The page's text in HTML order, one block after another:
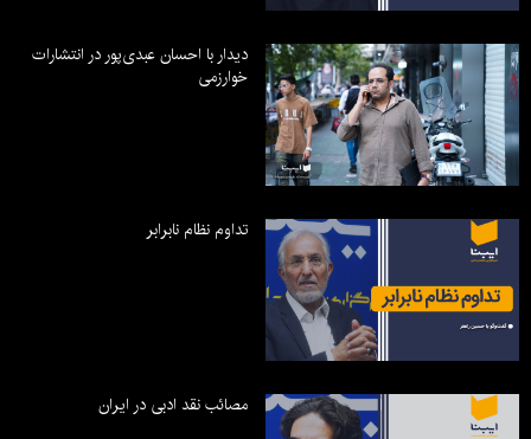
دیدار با احسان عبدی‌پور در انتشارات
خوارزمی
تداوم نظام نابرابر
مصائب نقد ادبی در ایران